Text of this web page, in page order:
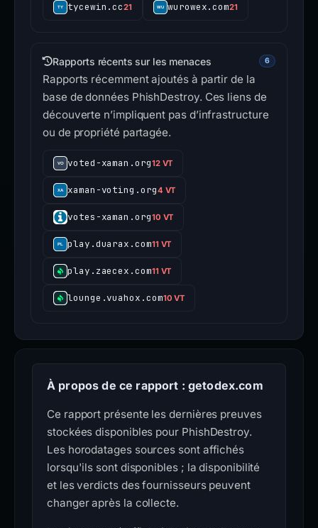
tycewin.cc21 wurowex.com21
Rapports récents sur les menaces 6
Rapports récemment ajoutés à partir de la
base de données PhishDestroy. Ces liens de
découverte n’impliquent pas d’infrastructure
ou de propriété partagée.
voted-xaman.org12 VT
xaman-voting.org4 VT
votes-xaman.org10 VT
play.duarax.com11 VT
play.zaecex.com11 VT
lounge.vuahox.com10 VT
À propos de ce rapport : getodex.com
Ce rapport présente les dernières preuves
stockées disponibles pour PhishDestroy.
Les horodatages sources sont affichés
lorsqu'ils sont disponibles ; la disponibilité
et les verdicts des fournisseurs peuvent
changer après la collecte.